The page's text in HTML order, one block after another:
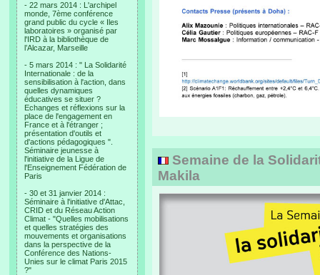
- 22 mars 2014 : L'archipel
monde, 7ème conférence
grand public du cycle « Iles
laboratoires » organisé par
l'IRD à la bibliothèque de
l’Alcazar, Marseille
- 5 mars 2014 : " La Solidarité
Internationale : de la
sensibilisation à l'action, dans
quelles dynamiques
éducatives se situer ?
Echanges et réflexions sur la
place de l'engagement en
France et à l'étranger ;
présentation d'outils et
d'actions pédagogiques ".
Séminaire jeunesse à
l'initiative de la Ligue de
l'Enseignement Fédération de
Paris
- 30 et 31 janvier 2014 :
Séminaire à l'initiative d'Attac,
CRID et du Réseau Action
Climat - "Quelles mobilisations
et quelles stratégies des
mouvements et organisations
dans la perspective de la
Conférence des Nations-
Unies sur le climat Paris 2015
?"
Semaine de la
Makila